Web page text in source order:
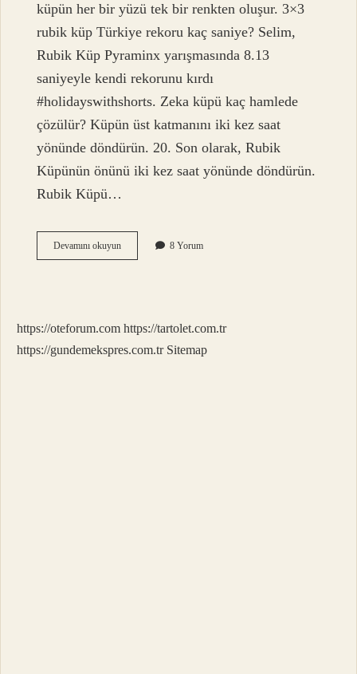
küpün her bir yüzü tek bir renkten oluşur. 3×3
rubik küp Türkiye rekoru kaç saniye? Selim,
Rubik Küp Pyraminx yarışmasında 8.13
saniyeyle kendi rekorunu kırdı
#holidayswithshorts. Zeka küpü kaç hamlede
çözülür? Küpün üst katmanını iki kez saat
yönünde döndürün. 20. Son olarak, Rubik
Küpünün önünü iki kez saat yönünde döndürün.
Rubik Küpü…
Devamını okuyun3
3
Oluşur
8 Yorum
https://oteforum.com https://tartolet.com.tr
https://gundemekspres.com.tr Sitemap